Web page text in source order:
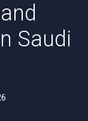
Saudi